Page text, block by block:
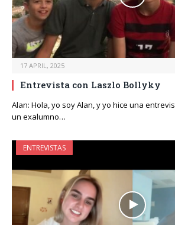
17 APRIL, 2025
Entrevista con Laszlo Bollyky
Alan: Hola, yo soy Alan, y yo hice una
un exalumno…
ENTREVISTAS